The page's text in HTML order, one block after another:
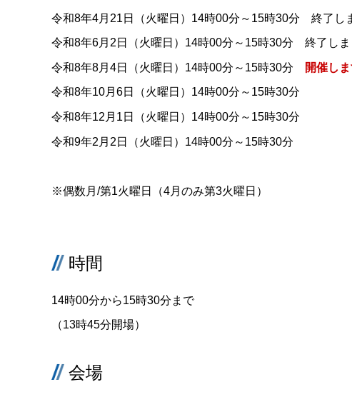
令和8年4月21日（火曜日）14時00分～15時30分 終了し
令和8年6月2日（火曜日）14時00分～15時30分 終了しま
令和8年8月4日（火曜日）14時00分～15時30分 開催し
令和8年10月6日（火曜日）14時00分～15時30分
令和8年12月1日（火曜日）14時00分～15時30分
令和9年2月2日（火曜日）14時00分～15時30分
※偶数月/第1火曜日（4月のみ第3火曜日）
時間
14時00分から15時30分まで
（13時45分開場）
会場